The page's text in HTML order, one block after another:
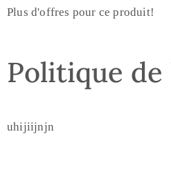
Plus d'offres pour ce produit!
Politique
uhijiijnjn